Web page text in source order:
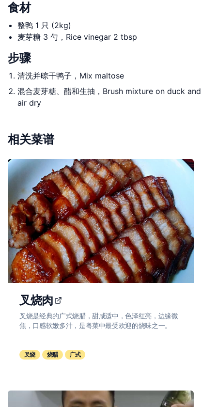
食材
整鸭 1 只 (2kg)
麦芽糖 3 勺，Rice vinegar 2 tbsp
步骤
清洗并晾干鸭子，Mix maltose
混合麦芽糖、醋和生抽，Brush mixture on duck and
air dry
相关菜谱
叉烧肉
叉烧是经典的广式烧腊，甜咸适中，色泽红亮，边缘微
焦，口感软嫩多汁，是粤菜中最受欢迎的烧味之一。
叉烧 烧腊 广式